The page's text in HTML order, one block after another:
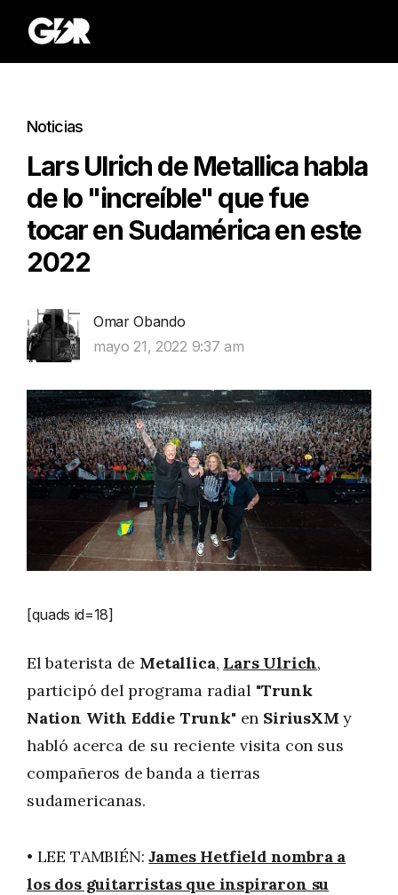
Noticias
Lars Ulrich de Metallica habla
de lo "increíble" que fue
tocar en Sudamérica en este
2022
Omar Obando
mayo 21, 2022 9:37 am
[quads id=18]
El baterista de Metallica, Lars Ulrich,
participó del programa radial "Trunk
Nation With Eddie Trunk" en SiriusXM y
habló acerca de su reciente visita con sus
compañeros de banda a tierras
sudamericanas.
• LEE TAMBIÉN:James Hetfield nombra a
los dos guitarristas que inspiraron su